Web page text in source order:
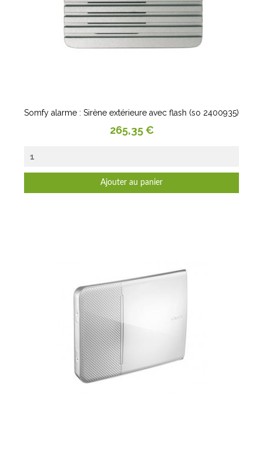
Somfy alarme : Sirène extérieure avec flash (so 2400935)
Prix
265,35 €
Ajouter au panier